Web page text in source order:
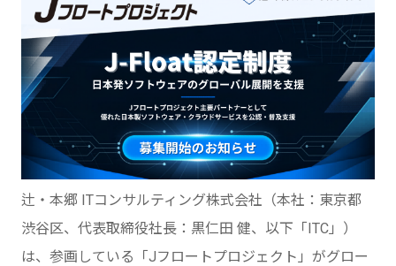
辻・本郷 ITコンサルティング株式会社（本社：東京都
渋谷区、代表取締役社長：黒仁田 健、以下「ITC」）
は、参画している「Jフロートプロジェクト」がグロー